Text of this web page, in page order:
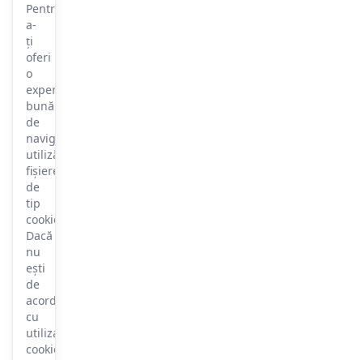
Pentru
a-
ți
oferi
o
experiență
bună
de
navigare,
utilizăm
fișiere
de
tip
cookie.
Dacă
nu
ești
de
acord
cu
utilizarea
cookie-